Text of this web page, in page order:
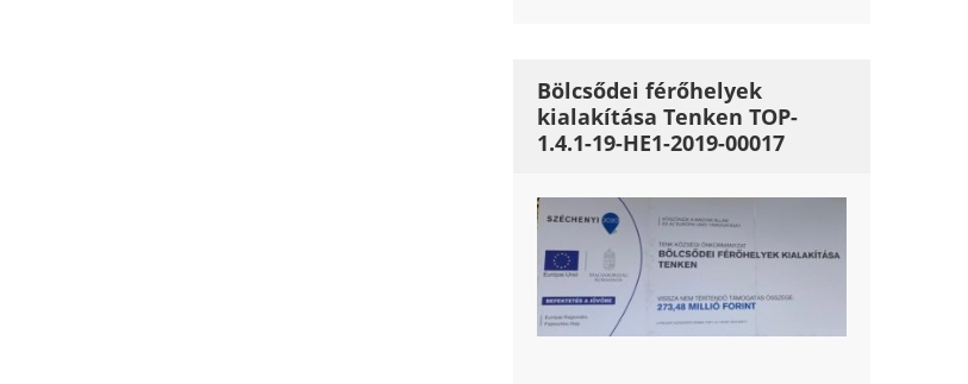
Bölcsődei férőhelyek
kialakítása Tenken TOP-
1.4.1-19-HE1-2019-00017